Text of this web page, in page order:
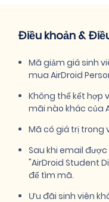
@st.amu.cz
@pusd.us
@stud.aho.no
Điều khoản &
Mã giảm giá sinh
mua AirDroid
Không thể kết hợp
mãi nào khác của
Mã có giá trị trong
Sau khi email
"AirDroid Student
để tìm mã.
Ưu đãi sinh viên